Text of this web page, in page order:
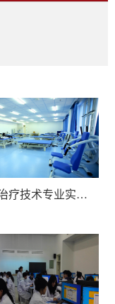
康复治疗技术专业实验教学中心